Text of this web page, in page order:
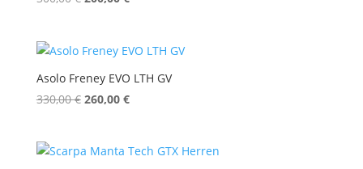
300,00 €200,00 €.
Asolo Freney EVO LTH GV
330,00€ Ursprünglicher
330,00 €
260,00 €Aktueller
260,00 €.